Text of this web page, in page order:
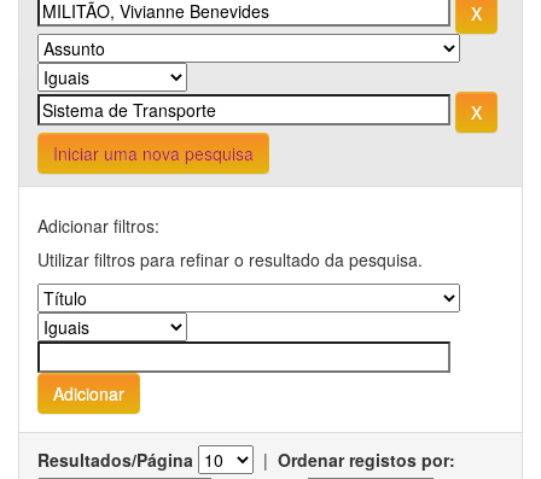
Iniciar uma nova pesquisa
Adicionar filtros:
Utilizar filtros para refinar o resultado da pesquisa.
Resultados/Página | Ordenar registos por: